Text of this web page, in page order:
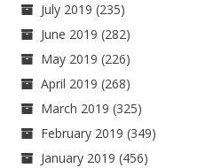
July 2019 (235)
June 2019 (282)
May 2019 (226)
April 2019 (268)
March 2019 (325)
February 2019 (349)
January 2019 (456)